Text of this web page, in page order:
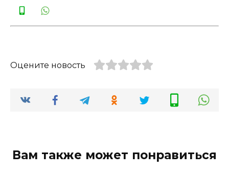
Оцените новость
Вам также может понравиться